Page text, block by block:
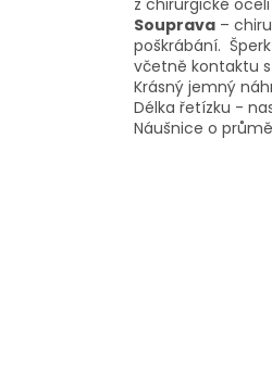
Souprava –
poškrábání.
včetně kontaktu
Krásný jemný
Délka řetízku -
Náušnice o